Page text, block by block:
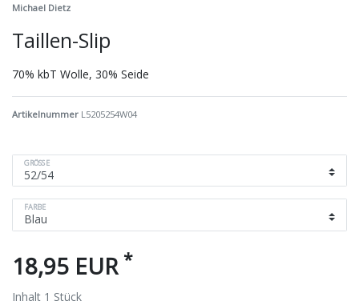
Michael Dietz
Taillen-Slip
70% kbT Wolle, 30% Seide
Artikelnummer L5205254W04
GRÖSSE
FARBE
18,95 EUR *
Inhalt 1 Stück